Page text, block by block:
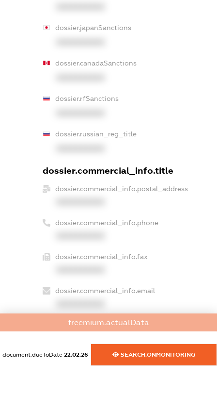
dossier.japanSanctions
dossier.canadaSanctions
dossier.rfSanctions
dossier.russian_reg_title
dossier.commercial_info.title
dossier.commercial_info.postal_address
dossier.commercial_info.phone
dossier.commercial_info.fax
dossier.commercial_info.email
dossier.commercial_info.website
dossier.commercial_info.activity
freemium.actualData
document.dueToDate 22.02.26 SEARCH.ONMONITORING